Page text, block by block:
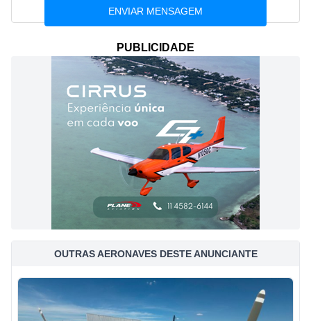
PUBLICIDADE
OUTRAS AERONAVES DESTE ANUNCIANTE